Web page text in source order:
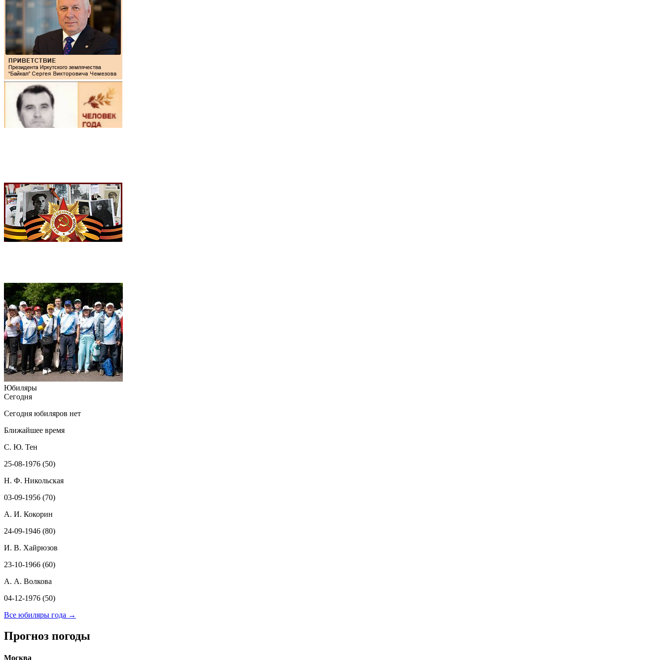
Юбиляры
Сегодня
Сегодня юбиляров нет
Ближайшее время
С. Ю. Тен
25-08-1976 (50)
Н. Ф. Никольская
03-09-1956 (70)
А. И. Кокорин
24-09-1946 (80)
И. В. Хайрюзов
23-10-1966 (60)
А. А. Волкова
04-12-1976 (50)
Все юбиляры года →
Прогноз погоды
Москва